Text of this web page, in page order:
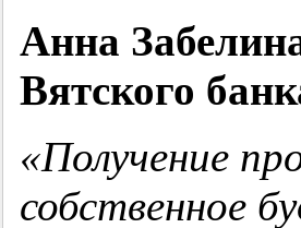
Анна
Вятского
«Получение
собственное